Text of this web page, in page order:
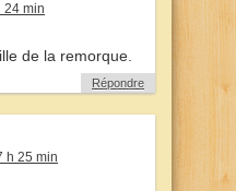
24 min
de la remorque.
Répondre
h 25 min